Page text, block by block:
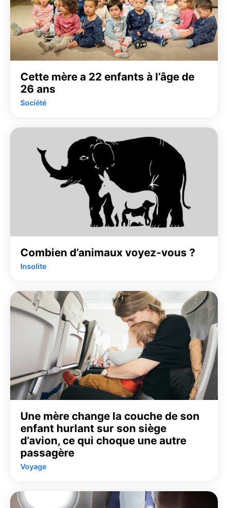
Cette mère a 22 enfants à l’âge de
26 ans
Société
Combien d’animaux voyez-vous ?
Insolite
Une mère change la couche de son
enfant hurlant sur son siège
d’avion, ce qui choque une autre
passagère
Voyage